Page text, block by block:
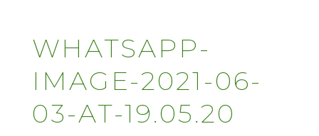
WHATSAPP-
IMAGE-2021-06-
03-AT-19.05.20